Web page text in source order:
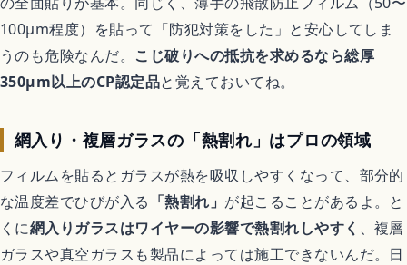
100μm程度）を貼って「防犯対策をした」と安心してしま
うのも危険なんだ。 こじ破りへの抵抗を求めるなら総厚
350μm以上のCP認定品と覚えておいてね。
網入り・複層ガラスの「熱割れ」はプロの領域
フィルムを貼るとガラスが熱を吸収しやすくなって、部分的
な温度差でひびが入る 「熱割れ」 が起こることがあるよ。と
くに網入りガラスはワイヤーの影響で熱割れしやすく 、複層
ガラスや真空ガラスも製品によっては施工できないんだ。日